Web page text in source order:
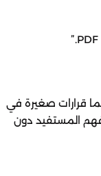
قرارات صغيرة في
فهم المستفيد دون